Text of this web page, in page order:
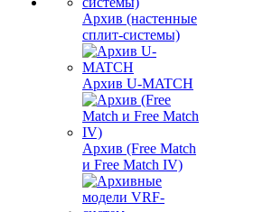
Архив (настенные
сплит-системы)
Архив U-MATCH
Архив (Free Match
и Free Match IV)